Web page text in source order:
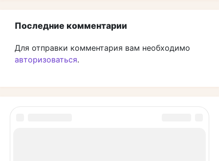
Последние комментарии
Для отправки комментария вам необходимо
авторизоваться.